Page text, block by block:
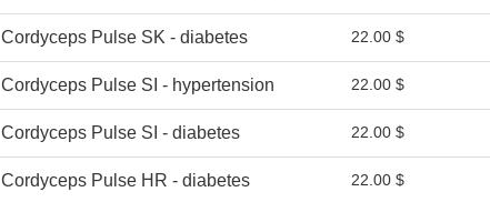
Cordyceps Pulse SK - diabetes 22.00 $
Cordyceps Pulse SI - hypertension 22.00 $
Cordyceps Pulse SI - diabetes 22.00 $
Cordyceps Pulse HR - diabetes 22.00 $